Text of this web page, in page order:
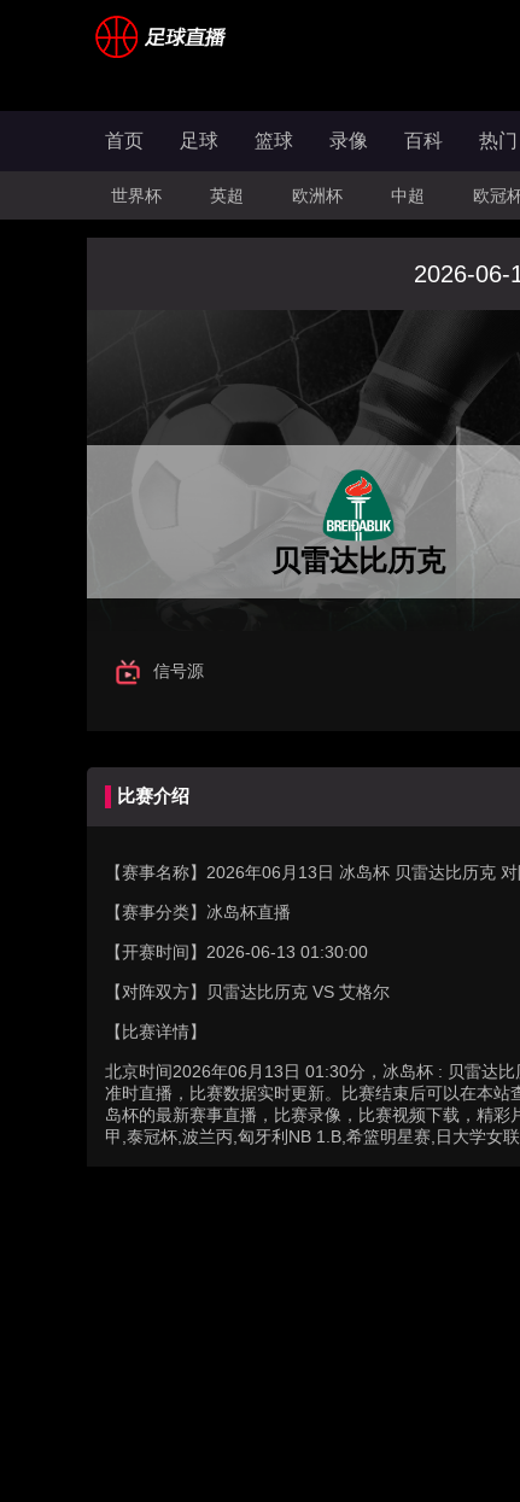
首页 足球 篮球 录像 百科 热门
世界杯 英超 欧洲杯 中超 欧冠
2026-06-
贝雷达比历克
信号源
比赛介绍
【赛事名称】 2026年06月13日 冰岛杯 贝雷达比历克 对
【赛事分类】 冰岛杯直播
【开赛时间】 2026-06-13 01:30:00
【对阵双方】 贝雷达比历克 VS 艾格尔
【比赛详情】
北京时间2026年06月13日 01:30分，冰岛杯 : 贝雷达
准时直播，比赛数据实时更新。比赛结束后可以在本
岛杯的最新赛事直播，比赛录像，比赛视频下载，精
甲,泰冠杯,波兰丙,匈牙利NB 1.B,希篮明星赛,日大学女